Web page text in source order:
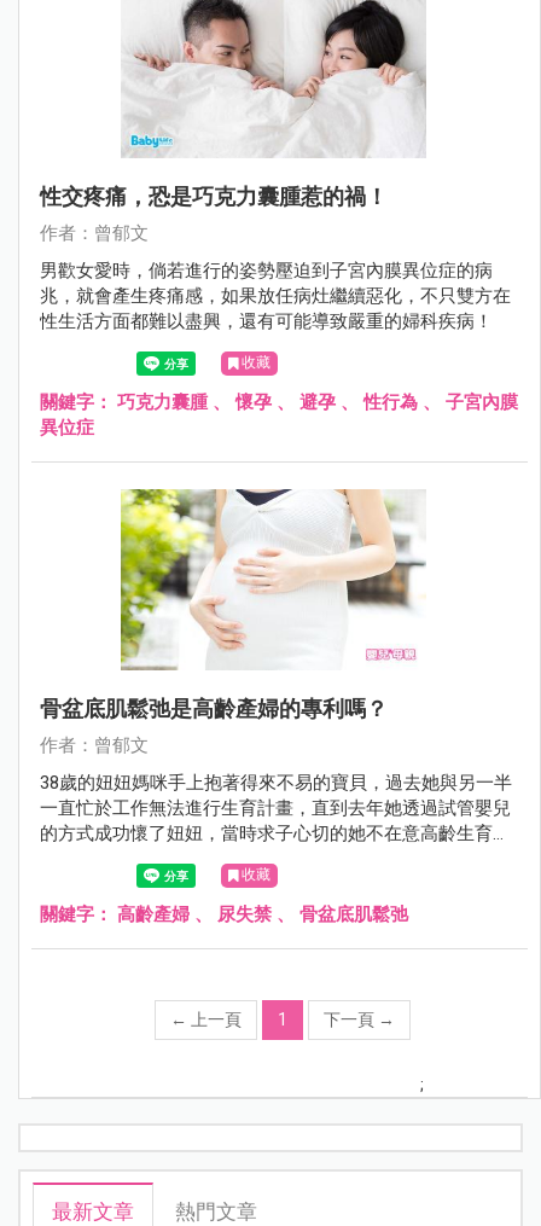
性交疼痛，恐是巧克力囊腫惹的禍！
作者：曾郁文
男歡女愛時，倘若進行的姿勢壓迫到子宮內膜異位症的病
兆，就會產生疼痛感，如果放任病灶繼續惡化，不只雙方在
性生活方面都難以盡興，還有可能導致嚴重的婦科疾病！
收藏
關鍵字： 巧克力囊腫、懷孕 、 避孕 、性行為 、 子宮內膜
異位症
骨盆底肌鬆弛是高齡產婦的專利嗎？
作者：曾郁文
38歲的妞妞媽咪手上抱著得來不易的寶貝，過去她與另一半
一直忙於工作無法進行生育計畫，直到去年她透過試管嬰兒
的方式成功懷了妞妞，當時求子心切的她不在意高齡生育的
辛勞，一心只希望寶寶健康平安，如今她終於把妞妞生下來
了，但卻出現了當時沒想到的婦科困擾，頻尿、漏尿、腹部
有垂墜感、私密處鬆弛、便祕等…等症狀率續出現！因此門
收藏
關鍵字： 高齡產婦 、 尿失禁 、 骨盆底肌鬆弛
← 上一頁 1 下一頁 →
;
最新文章 熱門文章